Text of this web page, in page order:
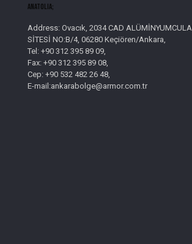
AnatolIa;
Address: Ovacık, 2034 CAD
SİTESİ NO:B/4, 06280 Keçiören/Ankara,
Tel: +90 312 395 89 09,
Fax: +90 312 395 89 08,
Cep: +90 532 482 26 48,
E-mail:ankarabolge@armor.com.tr